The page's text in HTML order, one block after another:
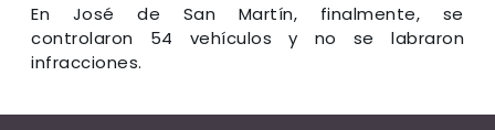
En José de San Martín, finalmente, se
controlaron 54 vehículos y no se labraron
infracciones.